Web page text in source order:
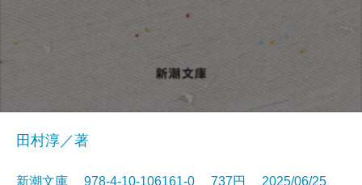
田村淳／著
新潮文庫 978-4-10-106161-0 737円 2025/06/25